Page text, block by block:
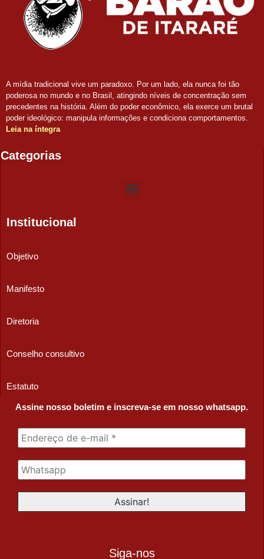
A mídia tradicional vive um paradoxo. Por um lado, ela nunca foi tão
poderosa no mundo e no Brasil, atingindo níveis de concentração sem
precedentes na história. Além do poder econômico, ela exerce um brutal
poder ideológico: manipula informações e condiciona comportamentos.
Leia na íntegra
Categorias
Institucional
Objetivo
Manifesto
Diretoria
Conselho consultivo
Estatuto
Assine nosso boletim e inscreva-se em nosso whatsapp.
Siga-nos